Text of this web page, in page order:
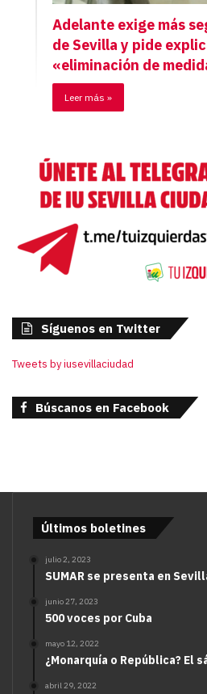
Adelante exige más
de Sevilla y pide
«eliminación de
Leer más »
Síguenos en Twitter
Tweets by iusevillaciudad
Búscanos en Facebook
Últimos boletines
julio 2, 2023
SUMAR se presenta en
junio 27, 2023
500 voces por Cuba
mayo 12, 2022
¿Monarquía o República? El
abril 29, 2022